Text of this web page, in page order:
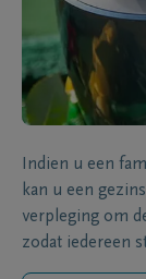
Indien u een
kan u een
verpleging om
zodat iedereen